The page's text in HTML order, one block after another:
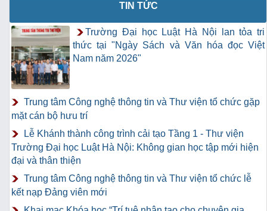
TIN TỨC
Trường Đại học Luật Hà Nội lan tỏa tri
thức tại "Ngày Sách và Văn hóa đọc Việt
Nam năm 2026"
Trung tâm Công nghệ thông tin và Thư viện tổ chức gặp
mặt cán bộ hưu trí
Lễ Khánh thành công trình cải tạo Tầng 1 - Thư viện
Trường Đại học Luật Hà Nội: Không gian học tập mới hiện
đại và thân thiện
Trung tâm Công nghệ thông tin và Thư viện tổ chức lễ
kết nạp Đảng viên mới